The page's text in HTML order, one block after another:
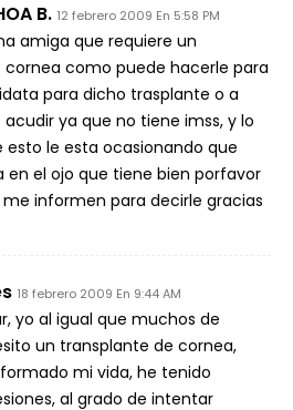
B. 12 febrero 2009 En 5:58 PM
amiga que requiere un
cornea como puede hacerle para
para dicho trasplante o a
ya que no tiene imss, y lo
esto le esta ocasionando que
en el ojo que tiene bien porfavor
informen para decirle gracias
18 febrero 2009 En 9:44 AM
yo al igual que muchos de
un transplante de cornea,
mi vida, he tenido
al grado de intentar